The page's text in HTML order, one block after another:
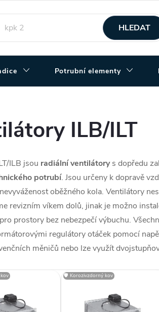
HLEDAT
Potrubní elementy
ILB/ILT
ILB jsou radiální ventilátorys dopředu
potrubí. Jsou určeny k dopravě
oběžného kola. Ventilátory
revizním víkem dolů, jinak je možno
prostory bez nebezpečí výbuchu.
regulátory otáček pomocí
měničů nebo lze využít
🛡️ Korozivzdorný kov